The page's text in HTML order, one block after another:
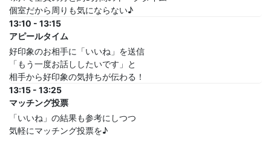
個室だから周りも気にならない♪
13:10 - 13:15
アピールタイム
好印象のお相手に「いいね」を送信
「もう一度お話ししたいです」と
相手から好印象の気持ちが伝わる！
13:15 - 13:25
マッチング投票
「いいね」の結果も参考にしつつ
気軽にマッチング投票を♪